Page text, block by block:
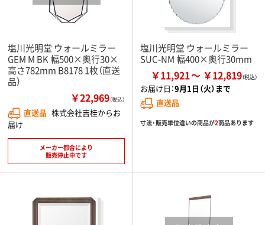
塩川光明堂 ウォールミラー
GEM M BK 幅500×奥行30×
高さ782mm B8178 1枚（直送
品）
￥22,969（税込）
直送品 株式会社吉桂からお
届け
メーカー都合により
販売停止中です
塩川光明堂 ウォールミラー
SUC-NM 幅400×奥行30mm
￥11,921 ￥12,819
お届け日：9月1日（火）まで
直送品
寸法・販売単位違いの商品が2商品あります